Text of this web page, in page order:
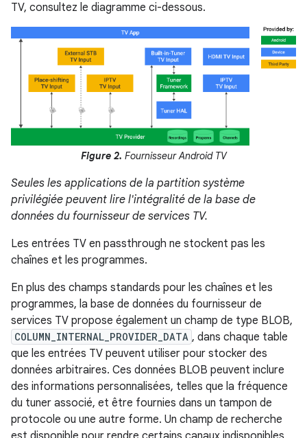
TV, consultez le diagramme ci-dessous.
Figure 2. Fournisseur Android TV
Seules les applications de la partition système
privilégiée peuvent lire l'intégralité de la base de
données du fournisseur de services TV.
Les entrées TV en passthrough ne stockent pas les
chaînes et les programmes.
En plus des champs standards pour les chaînes et les
programmes, la base de données du fournisseur de
services TV propose également un champ de type BLOB,
COLUMN_INTERNAL_PROVIDER_DATA , dans chaque table
que les entrées TV peuvent utiliser pour stocker des
données arbitraires. Ces données BLOB peuvent inclure
des informations personnalisées, telles que la fréquence
du tuner associé, et être fournies dans un tampon de
protocole ou une autre forme. Un champ de recherche